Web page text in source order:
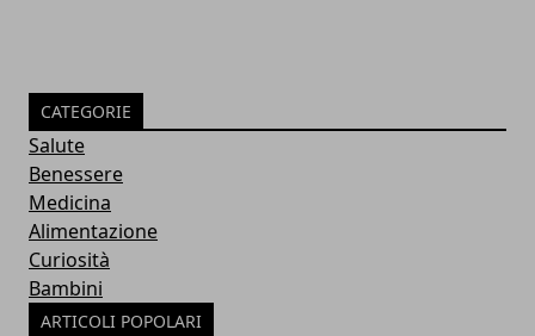
CATEGORIE
Salute
Benessere
Medicina
Alimentazione
Curiosità
Bambini
ARTICOLI POPOLARI